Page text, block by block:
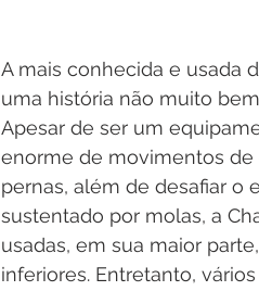
A mais conhecida e usada
uma história não muito
Apesar de ser um
enorme de movimentos
pernas, além de desafiar o
sustentado por molas, a
usadas, em sua maior
inferiores. Entretanto,